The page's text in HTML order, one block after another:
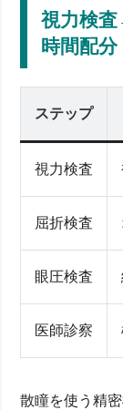
視力検
時間配分
ステップ
視力検査
屈折検査
眼圧検査
医師診察
散瞳を使う精